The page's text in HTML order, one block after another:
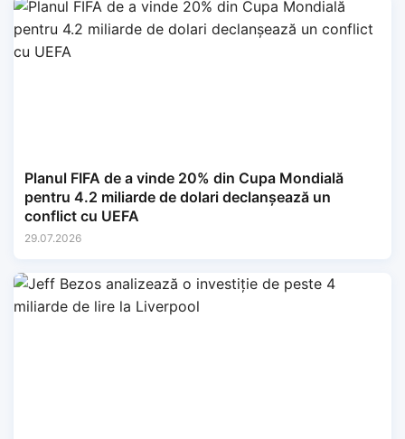
Planul FIFA de a vinde 20% din Cupa Mondială
pentru 4.2 miliarde de dolari declanșează un
conflict cu UEFA
29.07.2026